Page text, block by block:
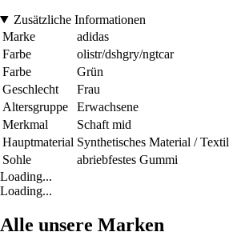
Zusätzliche Informationen
Marke
adidas
Farbe
olistr/dshgry/ngtcar
Farbe
Grün
Geschlecht
Frau
Altersgruppe
Erwachsene
Merkmal
Schaft mid
Hauptmaterial Synthetisches Material / Textil
Sohle
abriebfestes Gummi
Loading...
Loading...
Alle unsere Marken